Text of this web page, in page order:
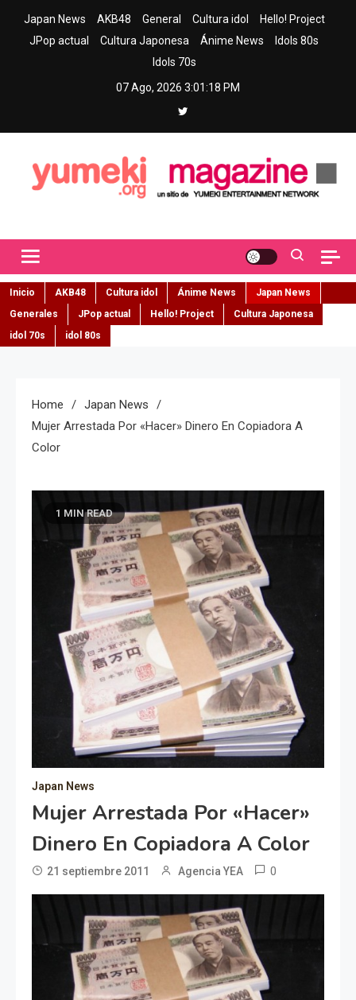
Japan News AKB48 General Cultura idol
Hello! Project
JPop actual
Cultura Japonesa Ánime News
Idols 80s
Idols 70s
07 Ago, 2026 3:01:19 PM
Inicio AKB48 Cultura idol Ánime News
Japan News
Generales
JPop actual Hello! Project
Cultura Japonesa
idol 70s
idol 80s
Home
Japan News
Mujer Arrestada Por «hacer» Dinero En Copiadora A
Color
1 MIN READ
Japan News
Mujer Arrestada Por «hacer»
Dinero En Copiadora A Color
21 septiembre 2011 Agencia YEA 0